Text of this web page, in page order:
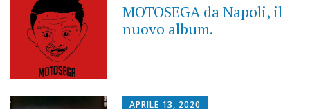
MOTOSEGA da Napoli, il
nuovo album.
APRILE 13, 2020